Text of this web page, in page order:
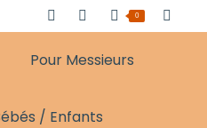
0
Pour Messieurs
/ Enfants